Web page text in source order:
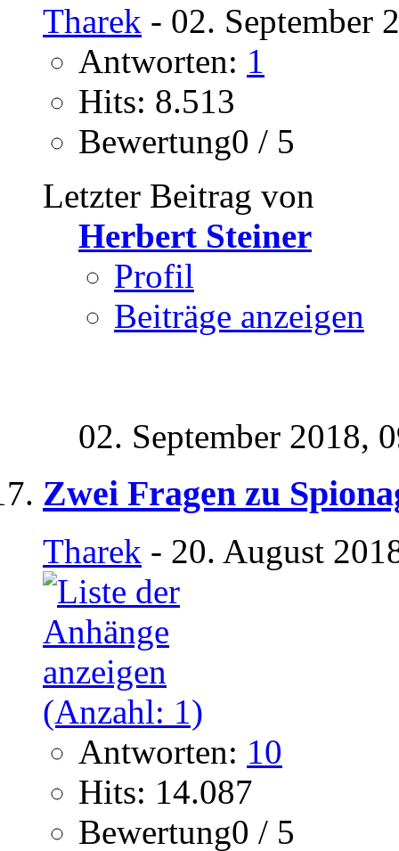
Tharek - 02. September
Antworten: 1
Hits: 8.513
Bewertung0 / 5
Letzter Beitrag von
Herbert Steiner
Profil
Beiträge anzeigen
02. September 2018,
Zwei Fragen zu
Tharek - 20. August
Antworten: 10
Hits: 14.087
Bewertung0 / 5